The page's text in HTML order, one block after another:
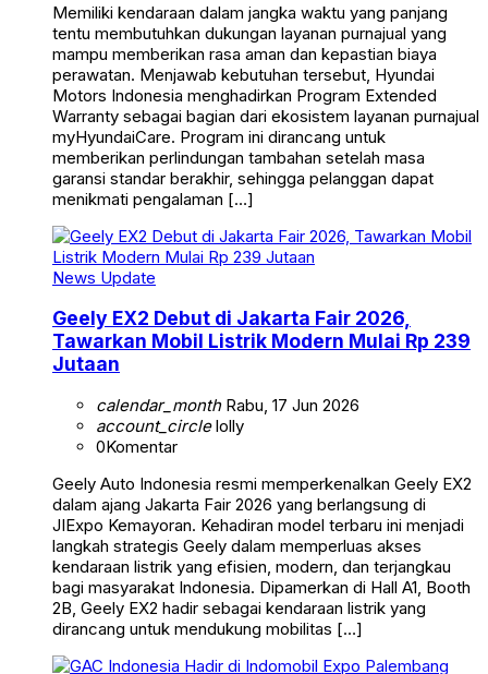
Memiliki kendaraan dalam jangka waktu yang panjang
tentu membutuhkan dukungan layanan purnajual yang
mampu memberikan rasa aman dan kepastian biaya
perawatan. Menjawab kebutuhan tersebut, Hyundai
Motors Indonesia menghadirkan Program Extended
Warranty sebagai bagian dari ekosistem layanan purnajual
myHyundaiCare. Program ini dirancang untuk
memberikan perlindungan tambahan setelah masa
garansi standar berakhir, sehingga pelanggan dapat
menikmati pengalaman […]
News Update
Geely EX2 Debut di Jakarta Fair 2026,
Tawarkan Mobil Listrik Modern Mulai Rp 239
Jutaan
calendar_monthRabu, 17 Jun 2026
account_circlelolly
0Komentar
Geely Auto Indonesia resmi memperkenalkan Geely EX2
dalam ajang Jakarta Fair 2026 yang berlangsung di
JIExpo Kemayoran. Kehadiran model terbaru ini menjadi
langkah strategis Geely dalam memperluas akses
kendaraan listrik yang efisien, modern, dan terjangkau
bagi masyarakat Indonesia. Dipamerkan di Hall A1, Booth
2B, Geely EX2 hadir sebagai kendaraan listrik yang
dirancang untuk mendukung mobilitas […]